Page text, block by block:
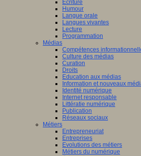
Ecriture
Humour
Langue orale
Langues vivantes
Lecture
Programmation
Médias
Compétences
Culture des médias
Curation
Droits
Education aux médias
Information et nouveaux
Identité numérique
Internet responsable
Littératie numérique
Publication
Réseaux sociaux
Métiers
Entrepreneuriat
Entreprises
Evolutions des métiers
Métiers du numérique